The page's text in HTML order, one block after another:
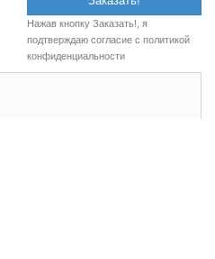
Нажав кнопку Заказать!, я
подтверждаю согласие c политикой
конфиденциальности